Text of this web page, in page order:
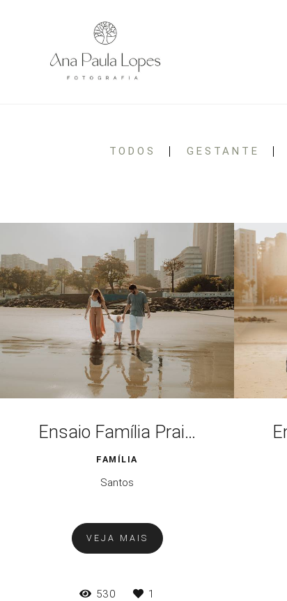
TODOS GESTANTE
Ensaio Família Praia em Santos
FAMÍLIA
Santos
VEJA MAIS
530 1